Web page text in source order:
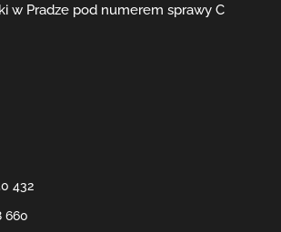
w Pradze pod numerem sprawy C
432
660